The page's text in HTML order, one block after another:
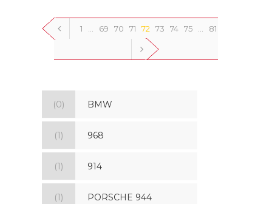
1 … 69 70 71 72 73 74 75 … 81
(0) BMW
(1) 968
(1) 914
(1) PORSCHE 944